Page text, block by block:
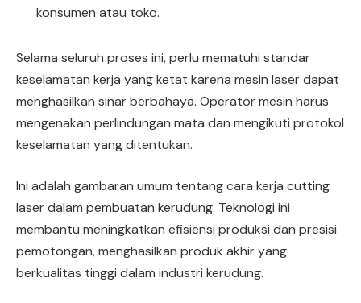
konsumen atau toko.
Selama seluruh proses ini, perlu mematuhi standar
keselamatan kerja yang ketat karena mesin laser dapat
menghasilkan sinar berbahaya. Operator mesin harus
mengenakan perlindungan mata dan mengikuti protokol
keselamatan yang ditentukan.
Ini adalah gambaran umum tentang cara kerja cutting
laser dalam pembuatan kerudung. Teknologi ini
membantu meningkatkan efisiensi produksi dan presisi
pemotongan, menghasilkan produk akhir yang
berkualitas tinggi dalam industri kerudung.